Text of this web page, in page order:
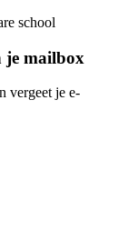
school
je mailbox
vergeet je e-